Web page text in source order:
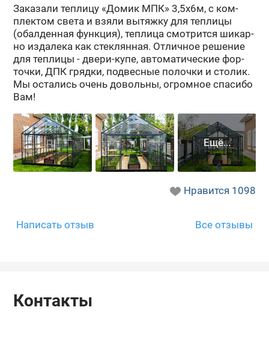
За­ка­за­ли теп­ли­цу «Домик МПК» 3,5х6м, с ком­
плек­том света и взяли вы­тяж­ку для теп­ли­цы
(обал­ден­ная функ­ция), теп­ли­ца смот­рит­ся ши­кар­
но из­да­ле­ка как стек­лян­ная. От­лич­ное ре­ше­ние
для теп­ли­цы - двери-​купе, ав­то­ма­ти­че­ские фор­
точ­ки, ДПК гряд­ки, под­вес­ные по­лоч­ки и сто­лик.
Мы оста­лись очень до­воль­ны, огром­ное спа­си­бо
Вам!
Нравится 1098
Написать отзыв Все отзывы
Контакты